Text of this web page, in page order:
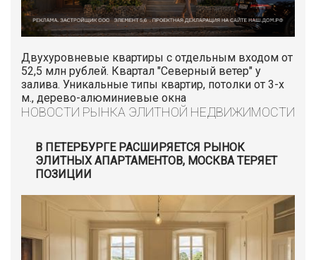
Двухуровневые квартиры с отдельным входом от
52,5 млн рублей. Квартал "Северный ветер" у
залива. Уникальные типы квартир, потолки от 3-х
м., дерево-алюминиевые окна
НОВОСТИ РЫНКА ЭЛИТНОЙ НЕДВИЖИМОСТИ
В ПЕТЕРБУРГЕ РАСШИРЯЕТСЯ РЫНОК
ЭЛИТНЫХ АПАРТАМЕНТОВ, МОСКВА ТЕРЯЕТ
ПОЗИЦИИ